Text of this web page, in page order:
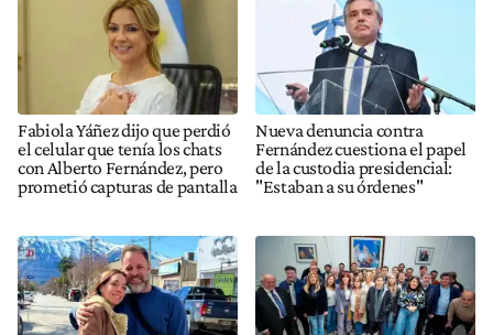
Fabiola Yáñez dijo que perdió
el celular que tenía los chats
con Alberto Fernández, pero
prometió capturas de pantalla
Nueva denuncia contra
Fernández cuestiona el papel
de la custodia presidencial:
"Estaban a su órdenes"